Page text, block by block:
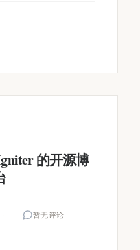
的开源博
暂无评论